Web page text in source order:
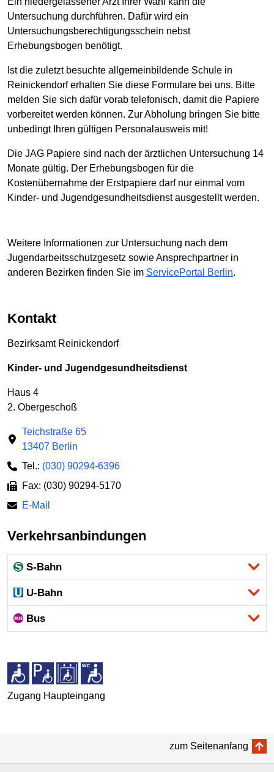
Untersuchung durchführen. Dafür wird ein
Untersuchungsberechtigungsschein nebst
Erhebungsbogen benötigt.
Ist die zuletzt besuchte allgemeinbildende Schule in
Reinickendorf erhalten Sie diese Formulare bei uns. Bitte
melden Sie sich dafür vorab telefonisch, damit die Papiere
vorbereitet werden können. Zur Abholung bringen Sie bitte
unbedingt Ihren gültigen Personalausweis mit!
Die JAG Papiere sind nach der ärztlichen Untersuchung 14
Monate gültig. Der Erhebungsbogen für die
Kostenübernahme der Erstpapiere darf nur einmal vom
Kinder- und Jugendgesundheitsdienst ausgestellt werden.
Weitere Informationen zur Untersuchung nach dem
Jugendarbeitsschutzgesetz sowie Ansprechpartner in
anderen Bezirken finden Sie im ServicePortal Berlin.
Kontakt
Bezirksamt Reinickendorf
Kinder- und Jugendgesundheitsdienst
Haus 4
2. Obergeschoß
Teichstraße 65
13407 Berlin
Tel.: (030) 90294-6396
Fax: (030) 90294-5170
E-Mail
Verkehrsanbindungen
S-Bahn
U-Bahn
Bus
Zugang Haupteingang
zum Seitenanfang